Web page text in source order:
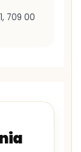
709 00